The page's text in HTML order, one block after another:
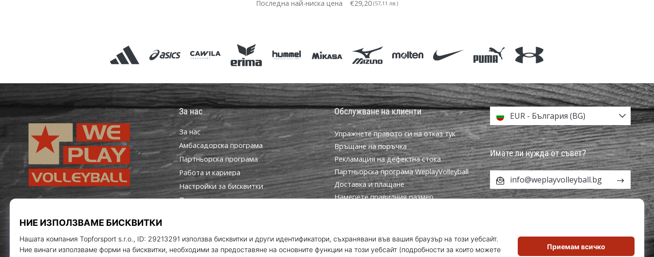
Последна най-ниска цена €29,20 (57,11 лв.)
За нас
За нас
Aмбасадорска програма
Партньорска програма
Работа и кариера
Настройки за бисквитки
Правила и условия
Обслужване на клиенти
Упражнете правото си на отказ тук
Връщане на поръчка
Рекламация на дефектна стока
Партньорска програма WeplayVolleyball
Доставка и плащане
Намерете правилния размер
Политика за поверителност
Програма за посланици
EUR - България (BG)
Имате ли нужда от съвет?
info@weplayvolleyball.bg